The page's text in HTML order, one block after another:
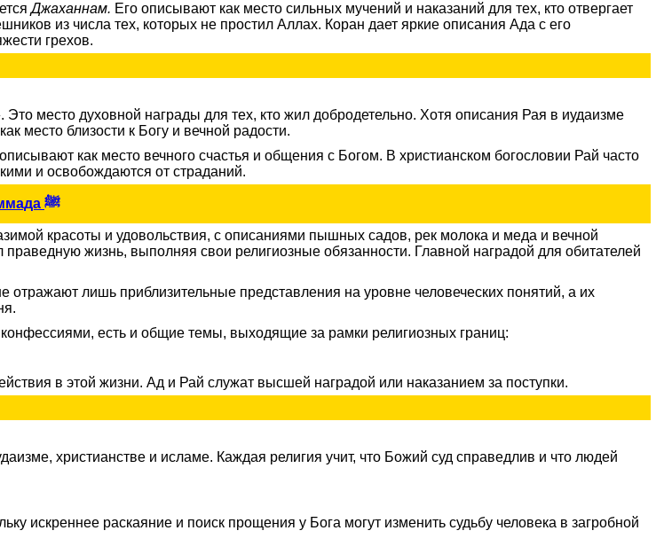
Джаханнам. Его описывают как место сильных мучений и наказаний для тех, кто отвергает
из числа тех, которых не простил Аллах. Коран дает яркие описания Ада с его
грехов.
место духовной награды для тех, кто жил добродетельно. Хотя описания Рая в иудаизме
место близости к Богу и вечной радости.
как место вечного счастья и общения с Богом. В христианском богословии Рай часто
и освобождаются от страданий.
образцовый характер пророка Мухаммада ﷺ
красоты и удовольствия, с описаниями пышных садов, рек молока и меда и вечной
жизнь, выполняя свои религиозные обязанности. Главной наградой для обитателей
лишь приблизительные представления на уровне человеческих понятий, а их
есть и общие темы, выходящие за рамки религиозных границ:
в этой жизни. Ад и Рай служат высшей наградой или наказанием за поступки.
христианстве и исламе. Каждая религия учит, что Божий суд справедлив и что людей
искреннее раскаяние и поиск прощения у Бога могут изменить судьбу человека в загробной